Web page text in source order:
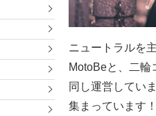
ニュートラルを
MotoBeと、二
同し運営してい
集まっています！